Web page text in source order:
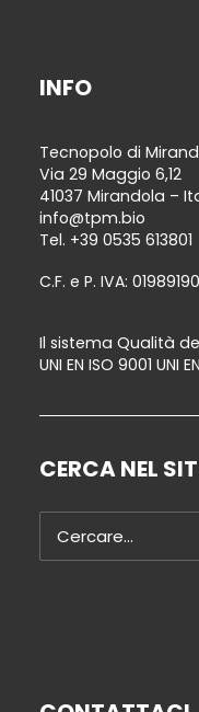
INFO
Tecnopolo di
Via 29 Maggio 6,12
41037 Mirandola –
info@tpm.bio
Tel. +39 0535 613801
C.F. e P. IVA:
Il sistema Qualità
UNI EN ISO 9001 UNI
CERCA NEL